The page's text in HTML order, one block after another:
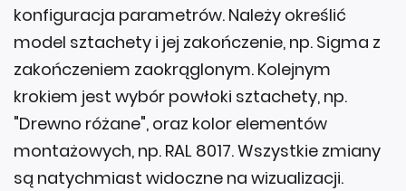
konfiguracja parametrów. Należy określić
model sztachety i jej zakończenie, np. Sigma z
zakończeniem zaokrąglonym. Kolejnym
krokiem jest wybór powłoki sztachety, np.
"Drewno różane", oraz kolor elementów
montażowych, np. RAL 8017. Wszystkie zmiany
są natychmiast widoczne na wizualizacji.